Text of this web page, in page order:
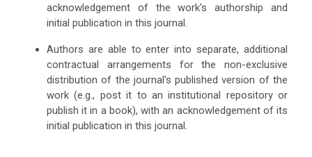
acknowledgement of the work's authorship and
initial publication in this journal.
Authors are able to enter into separate, additional
contractual arrangements for the non-exclusive
distribution of the journal's published version of the
work (e.g., post it to an institutional repository or
publish it in a book), with an acknowledgement of its
initial publication in this journal.